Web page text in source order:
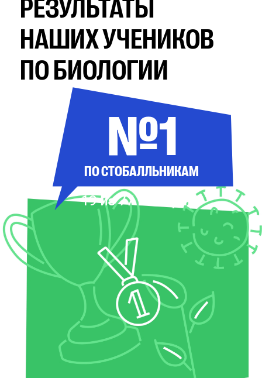
РЕЗУЛЬТАТЫ
НАШИХ УЧЕНИКОВ
ПО БИОЛОГИИ
№1
ПО СТОБАЛЛЬНИКАМ
19 из 77 по стране